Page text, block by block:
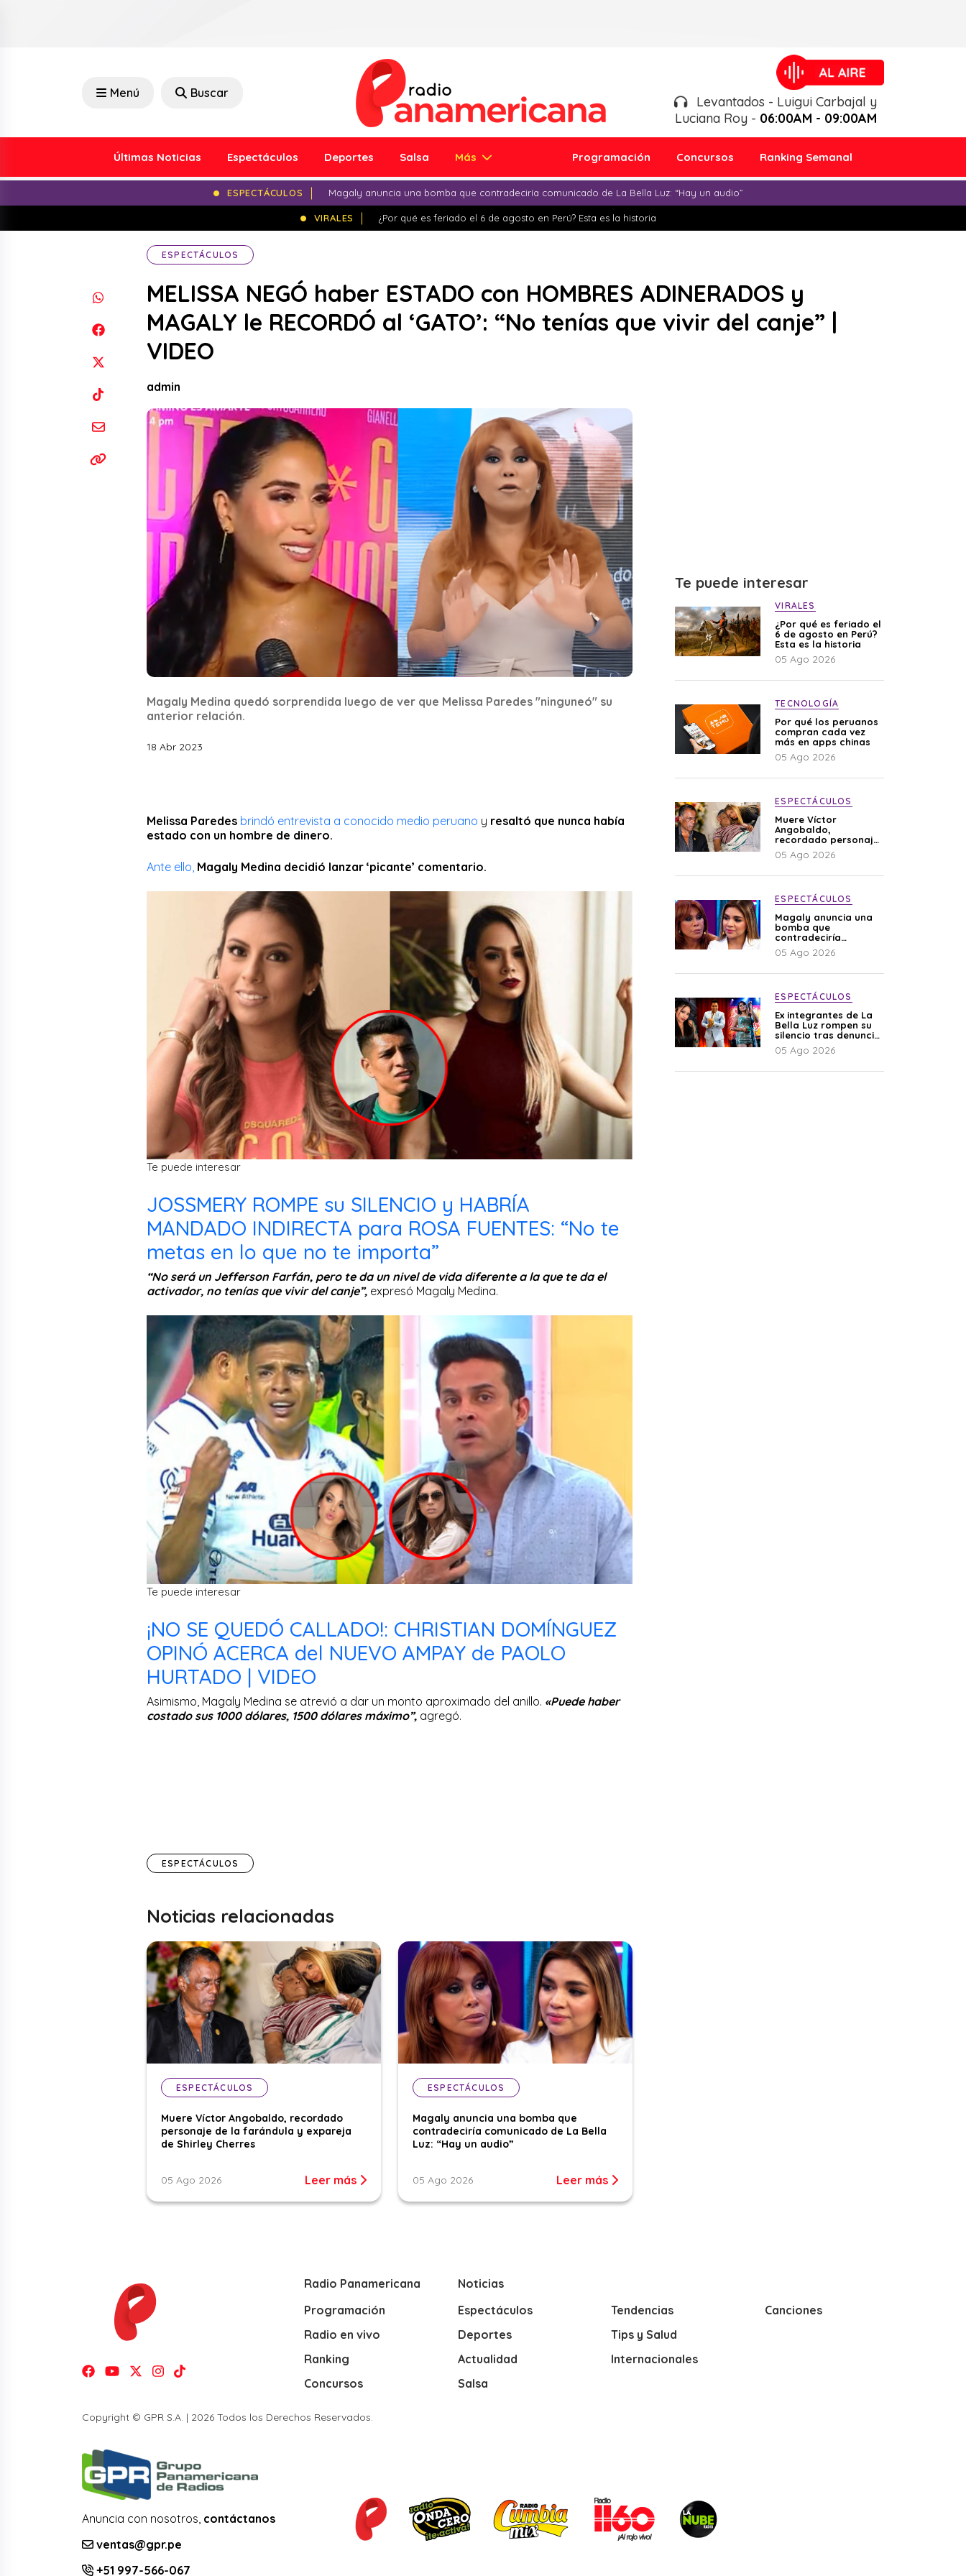
Menú Buscar
Levantados - Luigui Carbajal y
Luciana Roy - 06:00AM - 09:00AM
Últimas Noticias Espectáculos Deportes Salsa Más Programación Concursos Ranking Semanal
ESPECTÁCULOS Magaly anuncia una bomba que contradeciría comunicado de La Bella Luz: “Hay un audio”
VIRALES ¿Por qué es feriado el 6 de agosto en Perú? Esta es la historia
ESPECTÁCULOS
MELISSA NEGÓ haber ESTADO con HOMBRES ADINERADOS y
MAGALY le RECORDÓ al ‘GATO’: “No tenías que vivir del canje” |
VIDEO
admin
Magaly Medina quedó sorprendida luego de ver que Melissa Paredes "ninguneó" su
anterior relación.
18 Abr 2023
Melissa Paredes brindó entrevista a conocido medio peruano y resaltó que nunca había
estado con un hombre de dinero.
Ante ello, Magaly Medina decidió lanzar ‘picante’ comentario.
Te puede interesar
JOSSMERY ROMPE su SILENCIO y HABRÍA
MANDADO INDIRECTA para ROSA FUENTES: “No te
metas en lo que no te importa”
“No será un Jefferson Farfán, pero te da un nivel de vida diferente a la que te da el
activador, no tenías que vivir del canje”, expresó Magaly Medina.
Te puede interesar
¡NO SE QUEDÓ CALLADO!: CHRISTIAN DOMÍNGUEZ
OPINÓ ACERCA del NUEVO AMPAY de PAOLO
HURTADO | VIDEO
Asimismo, Magaly Medina se atrevió a dar un monto aproximado del anillo. «Puede haber
costado sus 1000 dólares, 1500 dólares máximo”, agregó.
ESPECTÁCULOS
Noticias relacionadas
ESPECTÁCULOS
Muere Víctor Angobaldo, recordado
personaje de la farándula y expareja
de Shirley Cherres
05 Ago 2026 Leer más
ESPECTÁCULOS
Magaly anuncia una bomba que
contradeciría comunicado de La Bella
Luz: “Hay un audio”
05 Ago 2026 Leer más
Te puede interesar
VIRALES
¿Por qué es feriado el
6 de agosto en Perú?
Esta es la historia
05 Ago 2026
TECNOLOGÍA
Por qué los peruanos
compran cada vez
más en apps chinas
05 Ago 2026
ESPECTÁCULOS
Muere Víctor
Angobaldo,
recordado personaje
de la farándula y
expareja de Shirley
05 Ago 2026
ESPECTÁCULOS
Magaly anuncia una
bomba que
contradeciría
comunicado de La
Bella Luz: “Hay un
05 Ago 2026
ESPECTÁCULOS
Ex integrantes de La
Bella Luz rompen su
silencio tras denuncia
de Naldy: “Todo el
mundo lo sabía”
05 Ago 2026
Radio Panamericana
Programación
Radio en vivo
Ranking
Concursos
Noticias
Espectáculos
Deportes
Actualidad
Salsa
Tendencias
Tips y Salud
Internacionales
Canciones
Copyright © GPR S.A. | 2026 Todos los Derechos Reservados.
Anuncia con nosotros, contáctanos
ventas@gpr.pe
+51 997-566-067